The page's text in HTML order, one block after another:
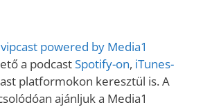
powered by Media1
a podcastSpotify-on, iTunes-
platformokon keresztül is. A
ajánljuk a Media1